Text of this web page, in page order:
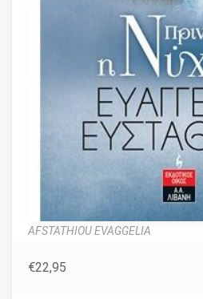
AFSTATHIOU EVAGGELIA
€22,95